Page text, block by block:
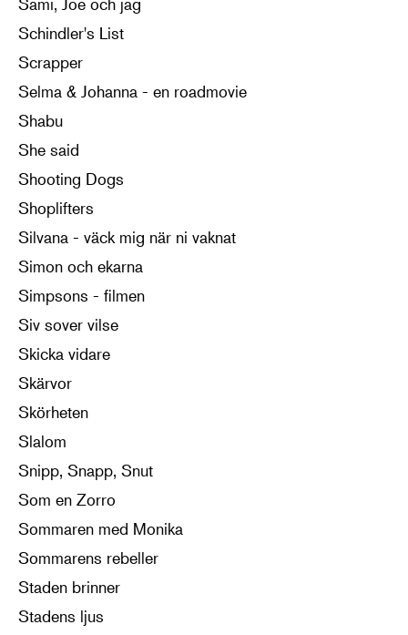
Schindler's List
Scrapper
Selma & Johanna - en roadmovie
Shabu
She said
Shooting Dogs
Shoplifters
Silvana - väck mig när ni vaknat
Simon och ekarna
Simpsons - filmen
Siv sover vilse
Skicka vidare
Skärvor
Skörheten
Slalom
Snipp, Snapp, Snut
Som en Zorro
Sommaren med Monika
Sommarens rebeller
Staden brinner
Stadens ljus